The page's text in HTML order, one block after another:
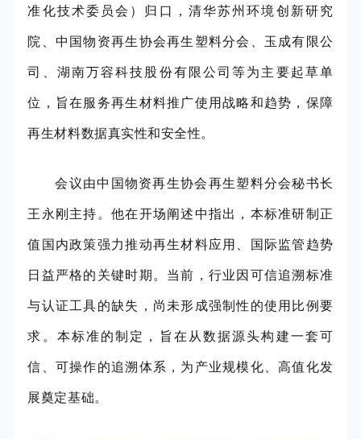
准化技术委员会）归口，清华苏州环境创新研究
院、中国物资再生协会再生塑料分会、玉成有限公
司、湖南万容科技股份有限公司等为主要起草单
位，旨在服务再生材料推广使用战略和趋势 ， 保障
再生材料数据真实性和安全性。
会议由中国物资再生协会再生塑料分会秘书长
王永刚主持。他在开场阐述中指出，本标准研制正
值国内政策强力推动再生材料应用、国际监管趋势
日益严格的关键时期。当前，行业因可信追溯标准
与认证工具的缺失，尚未形成强制性的使用比例要
求。本标准的制定，旨在从数据源头构建一套可
信、可操作的追溯体系，为产业规模化、高值化发
展奠定基础。